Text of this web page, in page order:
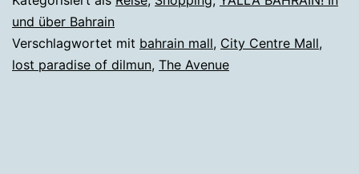
und über Bahrain
Verschlagwortet mit bahrain mall, City Centre Mall,
lost paradise of dilmun, The Avenue